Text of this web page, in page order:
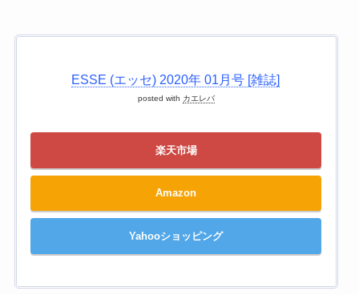
ESSE (エッセ) 2020年 01月号 [雑誌]
posted with カエレバ
楽天市場
Amazon
Yahooショッピング